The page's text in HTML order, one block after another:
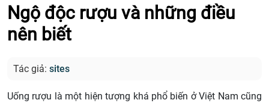
Ngộ độc rượu và những điều
nên biết
Tác giả: sites
Uống rượu là một hiện tượng khá phổ biến ở Việt Nam cũng